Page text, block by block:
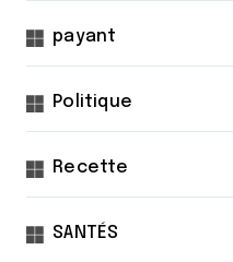
payant
Politique
Recette
SANTÉS